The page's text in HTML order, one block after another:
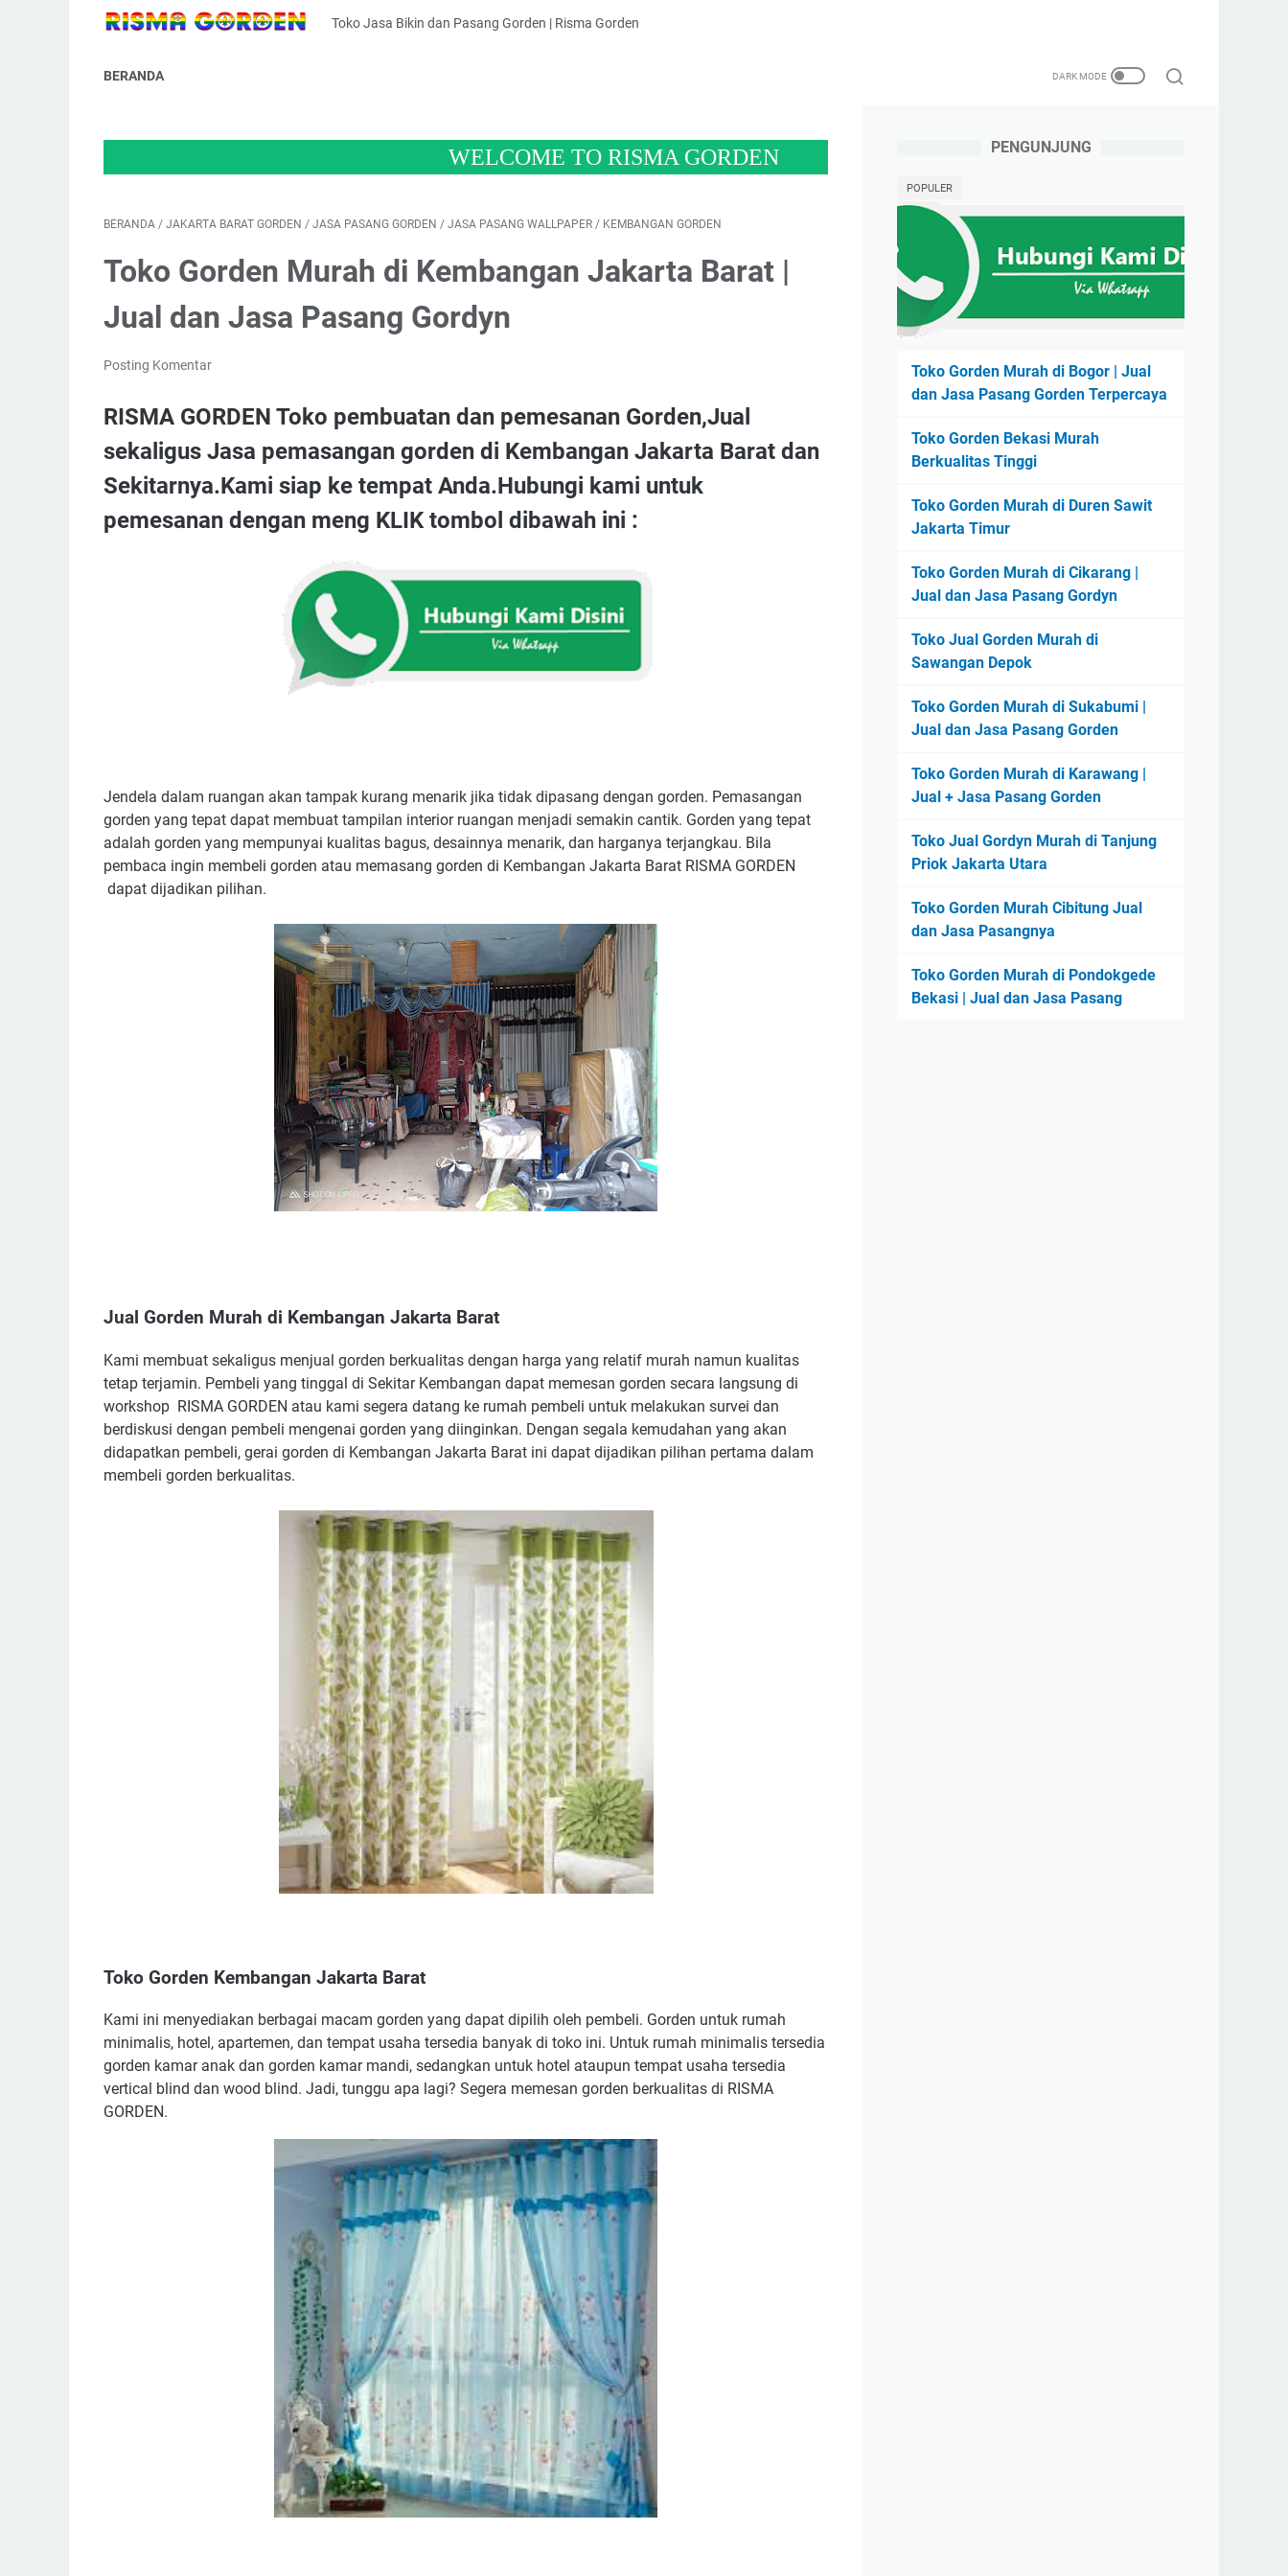
Toko Jasa Bikin dan Pasang Gorden | Risma Gorden
BERANDA
WELCOME TO RISMA GORDEN
BERANDA / JAKARTA BARAT GORDEN / JASA PASANG GORDEN / JASA PASANG WALLPAPER / KEMBANGAN GORDEN
Toko Gorden Murah di Kembangan Jakarta Barat |
Jual dan Jasa Pasang Gordyn
Posting Komentar
RISMA GORDEN Toko pembuatan dan pemesanan Gorden,Jual
sekaligus Jasa pemasangan gorden di Kembangan Jakarta Barat dan
Sekitarnya.Kami siap ke tempat Anda.Hubungi kami untuk
pemesanan dengan meng KLIK tombol dibawah ini :
Jendela dalam ruangan akan tampak kurang menarik jika tidak dipasang dengan gorden. Pemasangan
gorden yang tepat dapat membuat tampilan interior ruangan menjadi semakin cantik. Gorden yang tepat
adalah gorden yang mempunyai kualitas bagus, desainnya menarik, dan harganya terjangkau. Bila
pembaca ingin membeli gorden atau memasang gorden di Kembangan Jakarta Barat RISMA GORDEN
dapat dijadikan pilihan.
Jual Gorden Murah di Kembangan Jakarta Barat
Kami membuat sekaligus menjual gorden berkualitas dengan harga yang relatif murah namun kualitas
tetap terjamin. Pembeli yang tinggal di Sekitar Kembangan dapat memesan gorden secara langsung di
workshop RISMA GORDEN atau kami segera datang ke rumah pembeli untuk melakukan survei dan
berdiskusi dengan pembeli mengenai gorden yang diinginkan. Dengan segala kemudahan yang akan
didapatkan pembeli, gerai gorden di Kembangan Jakarta Barat ini dapat dijadikan pilihan pertama dalam
membeli gorden berkualitas.
Toko Gorden Kembangan Jakarta Barat
Kami ini menyediakan berbagai macam gorden yang dapat dipilih oleh pembeli. Gorden untuk rumah
minimalis, hotel, apartemen, dan tempat usaha tersedia banyak di toko ini. Untuk rumah minimalis tersedia
gorden kamar anak dan gorden kamar mandi, sedangkan untuk hotel ataupun tempat usaha tersedia
vertical blind dan wood blind. Jadi, tunggu apa lagi? Segera memesan gorden berkualitas di RISMA
GORDEN.
PENGUNJUNG
POPULER
Toko Gorden Murah di Bogor | Jual
dan Jasa Pasang Gorden Terpercaya
Toko Gorden Bekasi Murah
Berkualitas Tinggi
Toko Gorden Murah di Duren Sawit
Jakarta Timur
Toko Gorden Murah di Cikarang |
Jual dan Jasa Pasang Gordyn
Toko Jual Gorden Murah di
Sawangan Depok
Toko Gorden Murah di Sukabumi |
Jual dan Jasa Pasang Gorden
Toko Gorden Murah di Karawang |
Jual + Jasa Pasang Gorden
Toko Jual Gordyn Murah di Tanjung
Priok Jakarta Utara
Toko Gorden Murah Cibitung Jual
dan Jasa Pasangnya
Toko Gorden Murah di Pondokgede
Bekasi | Jual dan Jasa Pasang